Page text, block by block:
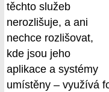
těchto služeb
nerozlišuje, a ani
nechce rozlišovat,
kde jsou jeho
aplikace a systémy
umístěny – využívá